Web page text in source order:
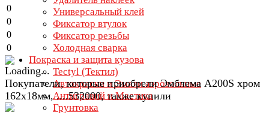
Универсальный клей
Фиксатор втулок
Фиксатор резьбы
Холодная сварка
Покраска и защита кузова
Tectyl (Тектил)
Автокраски и Эмали аэрозольные
Антигравий и Мастика
Грунтовка
0
0
0
0
Покупатели, которые приобрели Эмблема A200S хром
162х18мм, ....532000, также купили